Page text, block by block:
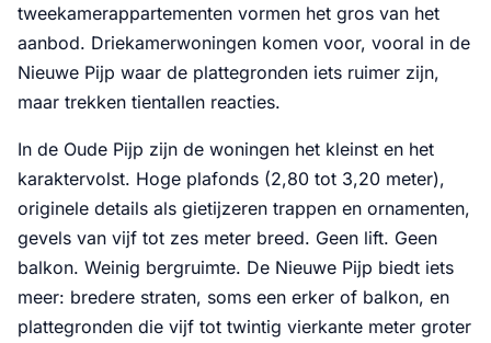
tweekamerappartementen vormen het gros van het
aanbod. Driekamerwoningen komen voor, vooral in de
Nieuwe Pijp waar de plattegronden iets ruimer zijn,
maar trekken tientallen reacties.
In de Oude Pijp zijn de woningen het kleinst en het
karaktervolst. Hoge plafonds (2,80 tot 3,20 meter),
originele details als gietijzeren trappen en ornamenten,
gevels van vijf tot zes meter breed. Geen lift. Geen
balkon. Weinig bergruimte. De Nieuwe Pijp biedt iets
meer: bredere straten, soms een erker of balkon, en
plattegronden die vijf tot twintig vierkante meter groter